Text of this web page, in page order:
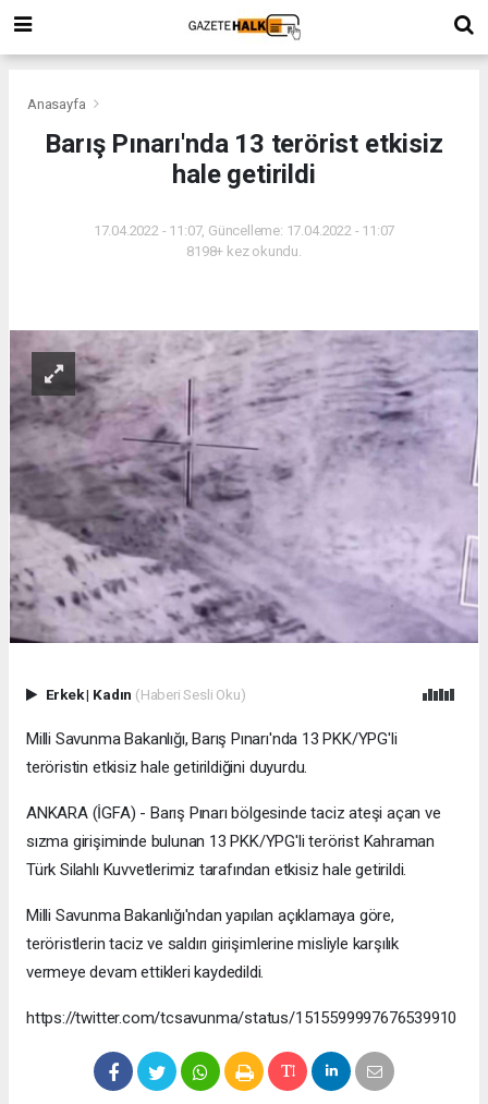
Anasayfa
Barış Pınarı'nda 13 terörist etkisiz
hale getirildi
17.04.2022 - 11:07, Güncelleme: 17.04.2022 - 11:07
8198+ kez okundu.
Erkek| Kadın (Haberi Sesli Oku)
Milli Savunma Bakanlığı, Barış Pınarı'nda 13 PKK/YPG'li
teröristin etkisiz hale getirildiğini duyurdu.
ANKARA (İGFA) - Barış Pınarı bölgesinde taciz ateşi açan ve
sızma girişiminde bulunan 13 PKK/YPG'li terörist Kahraman
Türk Silahlı Kuvvetlerimiz tarafından etkisiz hale getirildi.
Milli Savunma Bakanlığı'ndan yapılan açıklamaya göre,
teröristlerin taciz ve saldırı girişimlerine misliyle karşılık
vermeye devam ettikleri kaydedildi.
https://twitter.com/tcsavunma/status/1515599997676539910